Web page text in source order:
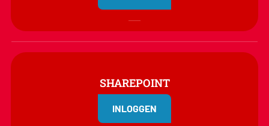
SHAREPOINT
INLOGGEN